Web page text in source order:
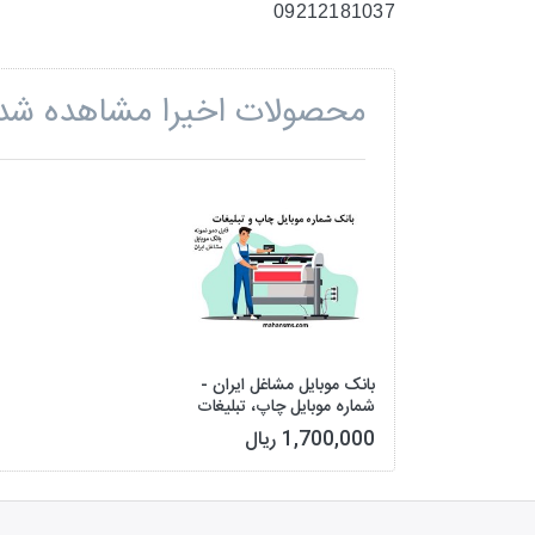
09212181037
محصولات اخیرا مشاهده
بانک موبایل مشاغل ایران -
شماره موبایل چاپ، تبلیغات
و بسته بندی کل کشور
1,700,000 ریال